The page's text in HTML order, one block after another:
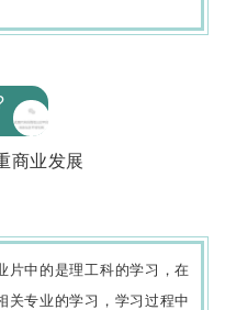
商业发展
片中的是理工科的学习，在
关专业的学习，学习过程中